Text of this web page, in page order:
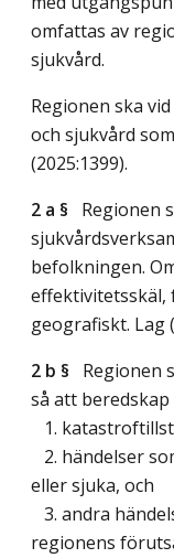
omfattas av
sjukvård.
Regionen ska
och sjukvård
(2025:1399).
2 a § Regionen
befolkningen.
effektivitetsskäl,
geografiskt. Lag
2 b § Regionen
så att
1.
2. händelser
eller sjuka, och
3. andra
regionens